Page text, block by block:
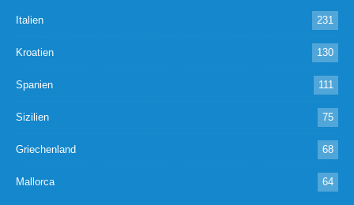
Italien 231
Kroatien 130
Spanien 111
Sizilien 75
Griechenland 68
Mallorca 64